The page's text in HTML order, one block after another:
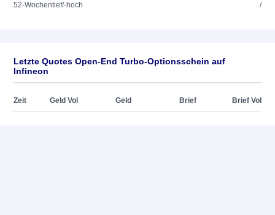
52-Wochentief/-hoch /
Letzte Quotes Open-End Turbo-Optionsschein auf
Infineon
Zeit Geld Vol Geld Brief Brief Vol